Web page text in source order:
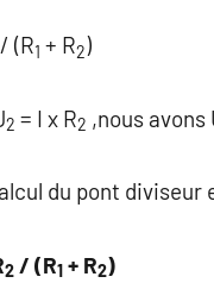
(R1 + R2)
2 = I x R2 ,nous avons
du pont diviseur
2 / (R1 + R2)